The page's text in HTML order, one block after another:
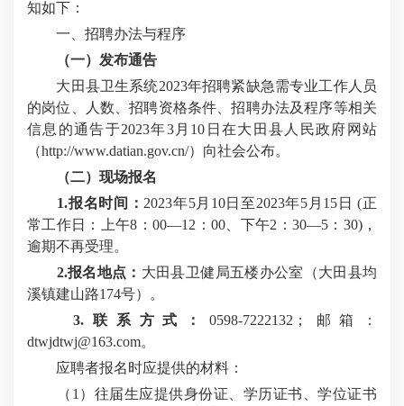
知如下：
一、招聘办法与程序
（一）发布通告
大田县卫生系统2023年招聘紧缺急需专业工作人员
的岗位、人数、招聘资格条件、招聘办法及程序等相关
信息的通告于2023年3月10日在大田县人民政府网站
（http://www.datian.gov.cn/）向社会公布。
（二）现场报名
1.报名时间： 2023年5月10日至2023年5月15日 (正
常工作日：上午8：00—12：00、下午2：30—5：30)，
逾期不再受理。
2.报名地点： 大田县卫健局五楼办公室（大田县均
溪镇建山路174号）。
3.联系方式： 0598-7222132；邮箱：
dtwjdtwj@163.com。
应聘者报名时应提供的材料：
（1）往届生应提供身份证、学历证书、学位证书